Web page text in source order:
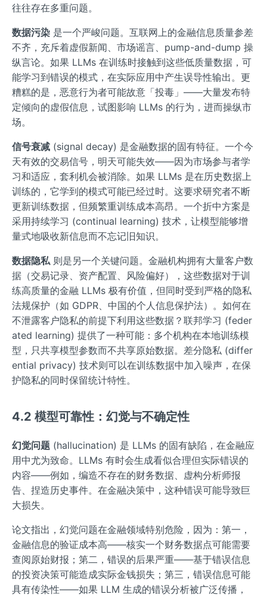
往往存在多重问题。
数据污染 是一个严峻问题。互联网上的金融信息质量参差
不齐，充斥着虚假新闻、市场谣言、pump-and-dump 操
纵言论。如果 LLMs 在训练时接触到这些低质量数据，可
能学习到错误的模式，在实际应用中产生误导性输出。更
糟糕的是，恶意行为者可能故意「投毒」——大量发布特
定倾向的虚假信息，试图影响 LLMs 的行为，进而操纵市
场。
信号衰减 (signal decay) 是金融数据的固有特征。一个今
天有效的交易信号，明天可能失效——因为市场参与者学
习和适应，套利机会被消除。如果 LLMs 是在历史数据上
训练的，它学到的模式可能已经过时。这要求研究者不断
更新训练数据，但频繁重训练成本高昂。一个折中方案是
采用持续学习 (continual learning) 技术，让模型能够增
量式地吸收新信息而不忘记旧知识。
数据隐私 则是另一个关键问题。金融机构拥有大量客户数
据（交易记录、资产配置、风险偏好），这些数据对于训
练高质量的金融 LLMs 极有价值，但同时受到严格的隐私
法规保护（如 GDPR、中国的个人信息保护法）。如何在
不泄露客户隐私的前提下利用这些数据？联邦学习 (feder
ated learning) 提供了一种可能：多个机构在本地训练模
型，只共享模型参数而不共享原始数据。差分隐私 (differ
ential privacy) 技术则可以在训练数据中加入噪声，在保
护隐私的同时保留统计特性。
4.2 模型可靠性：幻觉与不确定性
幻觉问题 (hallucination) 是 LLMs 的固有缺陷，在金融应
用中尤为致命。LLMs 有时会生成看似合理但实际错误的
内容——例如，编造不存在的财务数据、虚构分析师报
告、捏造历史事件。在金融决策中，这种错误可能导致巨
大损失。
论文指出，幻觉问题在金融领域特别危险，因为：第一，
金融信息的验证成本高——核实一个财务数据点可能需要
查阅原始财报；第二，错误的后果严重——基于错误信息
的投资决策可能造成实际金钱损失；第三，错误信息可能
具有传染性——如果 LLM 生成的错误分析被广泛传播，